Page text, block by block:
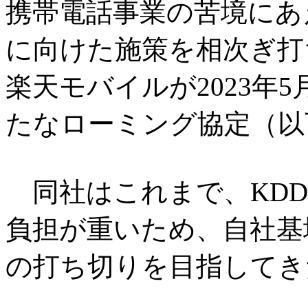
携帯電話事業の苦境に
に向けた施策を相次ぎ
楽天モバイルが2023年
たなローミング協定（
同社はこれまで、
負担が重いため、自社
の打ち切りを目指して